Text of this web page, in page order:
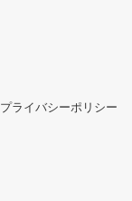
プライバシーポリシー